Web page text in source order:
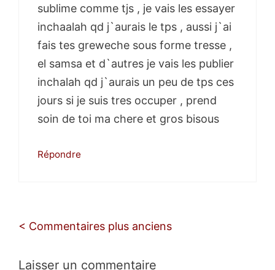
sublime comme tjs , je vais les essayer
inchaalah qd j`aurais le tps , aussi j`ai
fais tes greweche sous forme tresse ,
el samsa et d`autres je vais les publier
inchalah qd j`aurais un peu de tps ces
jours si je suis tres occuper , prend
soin de toi ma chere et gros bisous
Répondre
Navigation
commentaires
< Commentaires plus anciens
Laisser un commentaire